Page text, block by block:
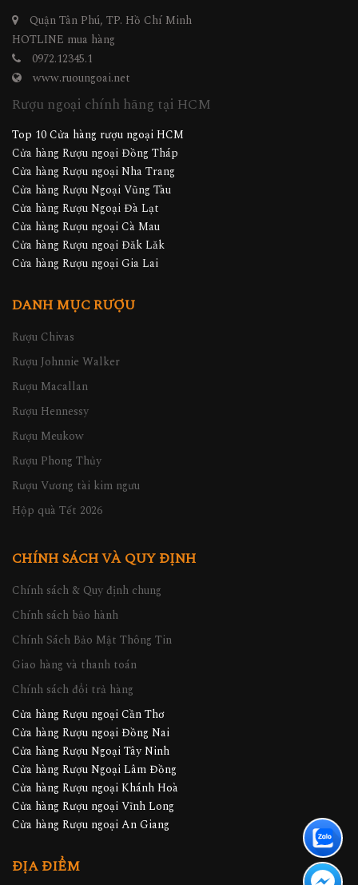
Quận Tân Phú, TP. Hồ Chí Minh
HOTLINE mua hàng
0972.12345.1
www.ruoungoai.net
Rượu ngoại chính hãng tại HCM
Top 10 Cửa hàng rượu ngoại HCM
Cửa hàng Rượu ngoại Đồng Tháp
Cửa hàng Rượu ngoại Nha Trang
Cửa hàng Rượu Ngoại Vũng Tàu
Cửa hàng Rượu Ngoại Đà Lạt
Cửa hàng Rượu ngoại Cà Mau
Cửa hàng Rượu ngoại Đăk Lăk
Cửa hàng Rượu ngoại Gia Lai
DANH MỤC RƯỢU
Rượu Chivas
Rượu Johnnie Walker
Rượu Macallan
Rượu Hennessy
Rượu Meukow
Rượu Phong Thủy
Rượu Vương tài kim ngưu
Hộp quà Tết 2026
CHÍNH SÁCH VÀ QUY ĐỊNH
Chính sách & Quy định chung
Chính sách bảo hành
Chính Sách Bảo Mật Thông Tin
Giao hàng và thanh toán
Chính sách đổi trả hàng
Cửa hàng Rượu ngoại Cần Thơ
Cửa hàng Rượu ngoại Đồng Nai
Cửa hàng Rượu Ngoại Tây Ninh
Cửa hàng Rượu Ngoại Lâm Đồng
Cửa hàng Rượu ngoại Khánh Hoà
Cửa hàng Rượu ngoại Vĩnh Long
Cửa hàng Rượu ngoại An Giang
ĐỊA ĐIỂM